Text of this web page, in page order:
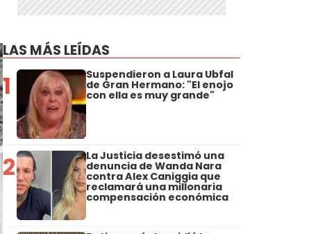
LAS MÁS LEÍDAS
1 Suspendieron a Laura Ubfal
de Gran Hermano: "El enojo
con ella es muy grande"
2 La Justicia desestimó una
denuncia de Wanda Nara
contra Alex Caniggia que
reclamará una millonaria
compensación económica